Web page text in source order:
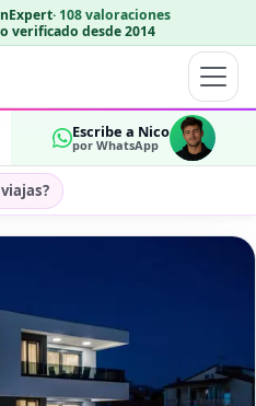
· 108 valoraciones
verificado desde 2014
Escribe a Nico
por WhatsApp